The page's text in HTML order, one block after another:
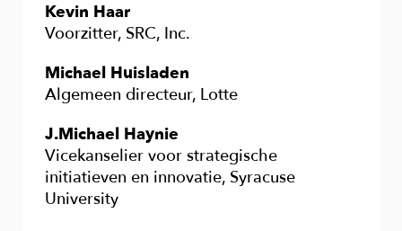
Kevin Haar
Voorzitter, SRC, Inc.
Michael Huisladen
Algemeen directeur, Lotte
J.Michael Haynie
Vicekanselier voor strategische
initiatieven en innovatie, Syracuse
University